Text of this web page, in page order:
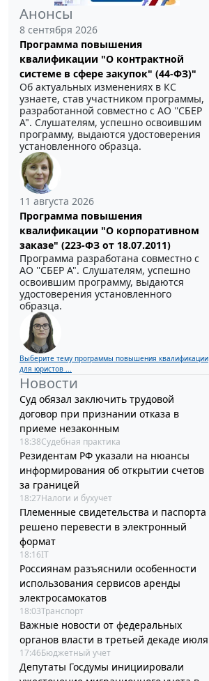
Анонсы
8 сентября 2026
Программа повышения
квалификации "О контрактной
системе в сфере закупок" (44-ФЗ)"
Об актуальных изменениях в КС
узнаете, став участником программы,
разработанной совместно с АО ''СБЕР
А". Слушателям, успешно освоившим
программу, выдаются удостоверения
установленного образца.
11 августа 2026
Программа повышения
квалификации "О корпоративном
заказе" (223-ФЗ от 18.07.2011)
Программа разработана совместно с
АО ''СБЕР А". Слушателям, успешно
освоившим программу, выдаются
удостоверения установленного
образца.
Выберите тему программы повышения квалификации
для юристов ...
Новости
Суд обязал заключить трудовой
договор при признании отказа в
приеме незаконным
18:38Судебная практика
Резидентам РФ указали на нюансы
информирования об открытии счетов
за границей
18:27Налоги и бухучет
Племенные свидетельства и паспорта
решено перевести в электронный
формат
18:16IT
Россиянам разъяснили особенности
использования сервисов аренды
электросамокатов
18:03Транспорт
Важные новости от федеральных
органов власти в третьей декаде июля
17:46Бюджетный учет
Депутаты Госдумы инициировали